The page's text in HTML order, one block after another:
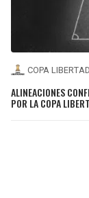
COPA
ALINEACIONES
POR LA COPA